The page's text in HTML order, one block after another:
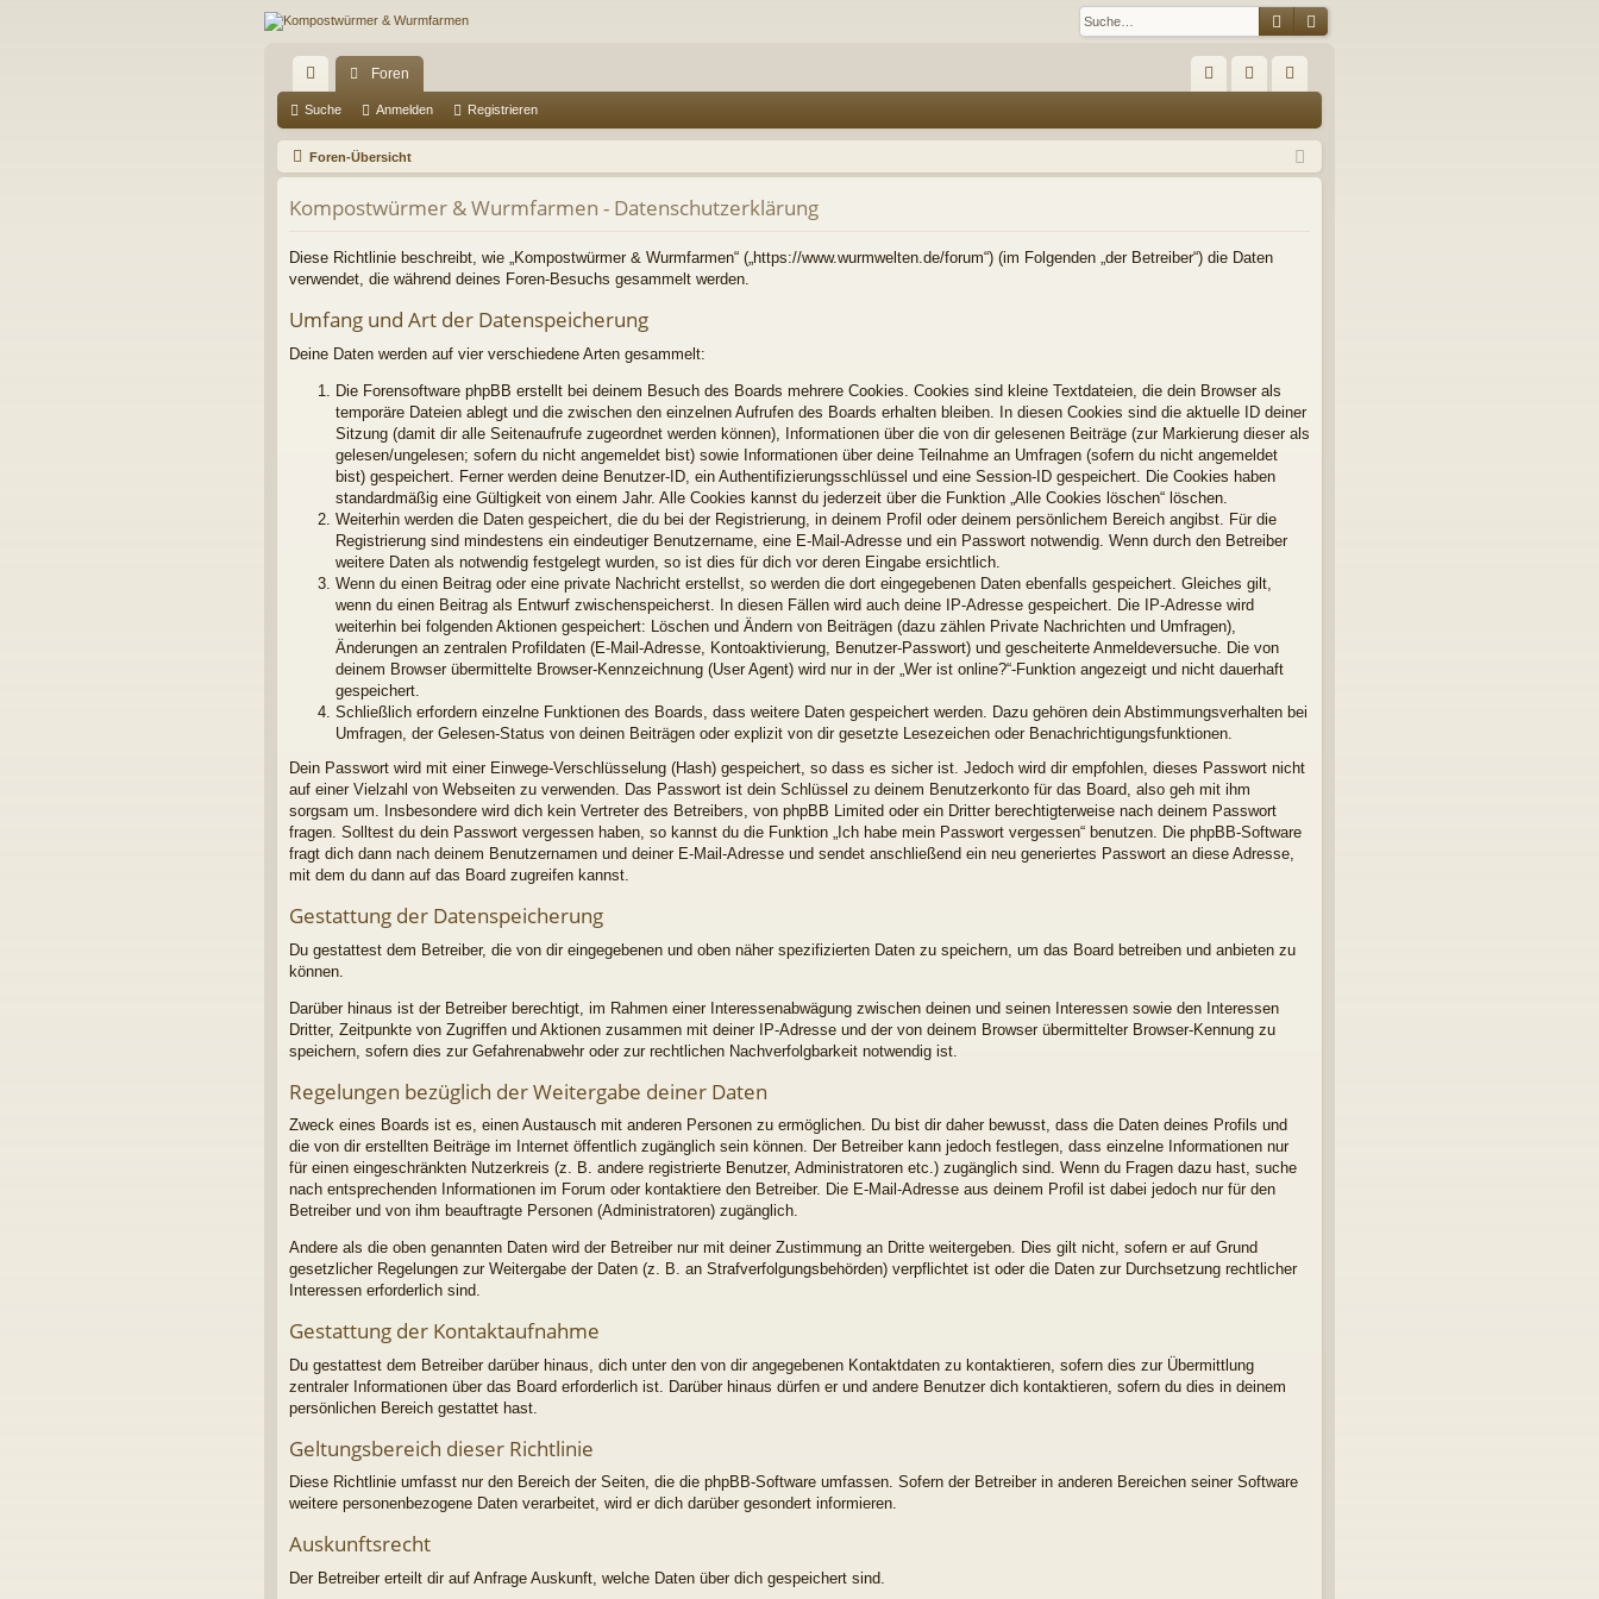
SucheErweiterte Suche
ch
ne
llz
ug
riff
Foren
Q m
el
n
ist
rie
Suche Anmelden Registrieren
Foren-Übersicht
Kompostwürmer & Wurmfarmen - Datenschutzerklärung
Diese Richtlinie beschreibt, wie „Kompostwürmer & Wurmfarmen“ („https://www.wurmwelten.de/forum“) (im Folgenden „der Betreiber“) die Daten
verwendet, die während deines Foren-Besuchs gesammelt werden.
Umfang und Art der Datenspeicherung
Deine Daten werden auf vier verschiedene Arten gesammelt:
Die Forensoftware phpBB erstellt bei deinem Besuch des Boards mehrere Cookies. Cookies sind kleine Textdateien, die dein Browser als
temporäre Dateien ablegt und die zwischen den einzelnen Aufrufen des Boards erhalten bleiben. In diesen Cookies sind die aktuelle ID deiner
Sitzung (damit dir alle Seitenaufrufe zugeordnet werden können), Informationen über die von dir gelesenen Beiträge (zur Markierung dieser als
gelesen/ungelesen; sofern du nicht angemeldet bist) sowie Informationen über deine Teilnahme an Umfragen (sofern du nicht angemeldet
bist) gespeichert. Ferner werden deine Benutzer-ID, ein Authentifizierungsschlüssel und eine Session-ID gespeichert. Die Cookies haben
standardmäßig eine Gültigkeit von einem Jahr. Alle Cookies kannst du jederzeit über die Funktion „Alle Cookies löschen“ löschen.
Weiterhin werden die Daten gespeichert, die du bei der Registrierung, in deinem Profil oder deinem persönlichem Bereich angibst. Für die
Registrierung sind mindestens ein eindeutiger Benutzername, eine E-Mail-Adresse und ein Passwort notwendig. Wenn durch den Betreiber
weitere Daten als notwendig festgelegt wurden, so ist dies für dich vor deren Eingabe ersichtlich.
Wenn du einen Beitrag oder eine private Nachricht erstellst, so werden die dort eingegebenen Daten ebenfalls gespeichert. Gleiches gilt,
wenn du einen Beitrag als Entwurf zwischenspeicherst. In diesen Fällen wird auch deine IP-Adresse gespeichert. Die IP-Adresse wird
weiterhin bei folgenden Aktionen gespeichert: Löschen und Ändern von Beiträgen (dazu zählen Private Nachrichten und Umfragen),
Änderungen an zentralen Profildaten (E-Mail-Adresse, Kontoaktivierung, Benutzer-Passwort) und gescheiterte Anmeldeversuche. Die von
deinem Browser übermittelte Browser-Kennzeichnung (User Agent) wird nur in der „Wer ist online?“-Funktion angezeigt und nicht dauerhaft
gespeichert.
Schließlich erfordern einzelne Funktionen des Boards, dass weitere Daten gespeichert werden. Dazu gehören dein Abstimmungsverhalten bei
Umfragen, der Gelesen-Status von deinen Beiträgen oder explizit von dir gesetzte Lesezeichen oder Benachrichtigungsfunktionen.
Dein Passwort wird mit einer Einwege-Verschlüsselung (Hash) gespeichert, so dass es sicher ist. Jedoch wird dir empfohlen, dieses Passwort nicht
auf einer Vielzahl von Webseiten zu verwenden. Das Passwort ist dein Schlüssel zu deinem Benutzerkonto für das Board, also geh mit ihm
sorgsam um. Insbesondere wird dich kein Vertreter des Betreibers, von phpBB Limited oder ein Dritter berechtigterweise nach deinem Passwort
fragen. Solltest du dein Passwort vergessen haben, so kannst du die Funktion „Ich habe mein Passwort vergessen“ benutzen. Die phpBB-Software
fragt dich dann nach deinem Benutzernamen und deiner E-Mail-Adresse und sendet anschließend ein neu generiertes Passwort an diese Adresse,
mit dem du dann auf das Board zugreifen kannst.
Gestattung der Datenspeicherung
Du gestattest dem Betreiber, die von dir eingegebenen und oben näher spezifizierten Daten zu speichern, um das Board betreiben und anbieten zu
können.
Darüber hinaus ist der Betreiber berechtigt, im Rahmen einer Interessenabwägung zwischen deinen und seinen Interessen sowie den Interessen
Dritter, Zeitpunkte von Zugriffen und Aktionen zusammen mit deiner IP-Adresse und der von deinem Browser übermittelter Browser-Kennung zu
speichern, sofern dies zur Gefahrenabwehr oder zur rechtlichen Nachverfolgbarkeit notwendig ist.
Regelungen bezüglich der Weitergabe deiner Daten
Zweck eines Boards ist es, einen Austausch mit anderen Personen zu ermöglichen. Du bist dir daher bewusst, dass die Daten deines Profils und
die von dir erstellten Beiträge im Internet öffentlich zugänglich sein können. Der Betreiber kann jedoch festlegen, dass einzelne Informationen nur
für einen eingeschränkten Nutzerkreis (z. B. andere registrierte Benutzer, Administratoren etc.) zugänglich sind. Wenn du Fragen dazu hast, suche
nach entsprechenden Informationen im Forum oder kontaktiere den Betreiber. Die E-Mail-Adresse aus deinem Profil ist dabei jedoch nur für den
Betreiber und von ihm beauftragte Personen (Administratoren) zugänglich.
Andere als die oben genannten Daten wird der Betreiber nur mit deiner Zustimmung an Dritte weitergeben. Dies gilt nicht, sofern er auf Grund
gesetzlicher Regelungen zur Weitergabe der Daten (z. B. an Strafverfolgungsbehörden) verpflichtet ist oder die Daten zur Durchsetzung rechtlicher
Interessen erforderlich sind.
Gestattung der Kontaktaufnahme
Du gestattest dem Betreiber darüber hinaus, dich unter den von dir angegebenen Kontaktdaten zu kontaktieren, sofern dies zur Übermittlung
zentraler Informationen über das Board erforderlich ist. Darüber hinaus dürfen er und andere Benutzer dich kontaktieren, sofern du dies in deinem
persönlichen Bereich gestattet hast.
Geltungsbereich dieser Richtlinie
Diese Richtlinie umfasst nur den Bereich der Seiten, die die phpBB-Software umfassen. Sofern der Betreiber in anderen Bereichen seiner Software
weitere personenbezogene Daten verarbeitet, wird er dich darüber gesondert informieren.
Auskunftsrecht
Der Betreiber erteilt dir auf Anfrage Auskunft, welche Daten über dich gespeichert sind.